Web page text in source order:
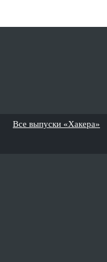
Все выпуски «Хакера»